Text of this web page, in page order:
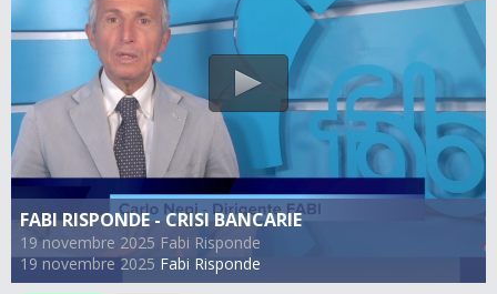
FABI RISPONDE - CRISI BANCARIE
19 novembre 2025 Fabi Risponde
19 novembre 2025 Fabi Risponde